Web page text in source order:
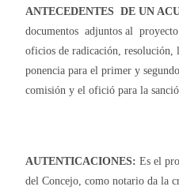
ANTECEDENTES DE UN
documentos adjuntos al
oficios de radicación, resolución,
ponencia para el primer y
comisión y el ofició para la
AUTENTICACIONES: Es el
del Concejo, como notario da la